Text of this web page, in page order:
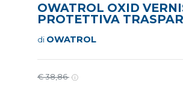
OWATROL OXID
PROTETTIVA
di OWATROL
€ 38,86